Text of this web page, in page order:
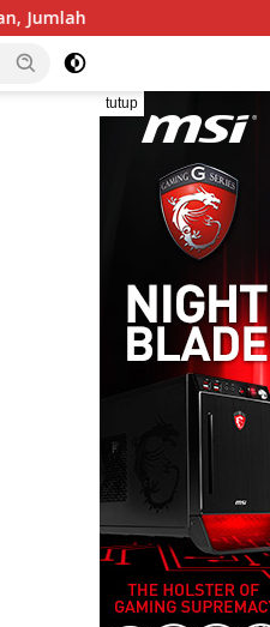
13 Malang Capai 104 Ribu
tutup